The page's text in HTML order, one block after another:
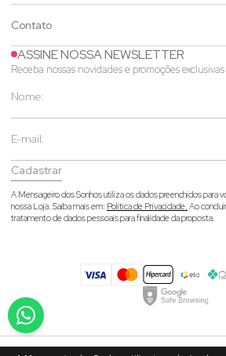
Contato
ASSINE NOSSA NEWSLETTER
Receba nossas novidades e promoções exclusivas
Cadastrar
A Mensageiro dos Sonhos utiliza os dados preenchidos para
nossa Loja. Saiba mais em: Política de Privacidade. Ao
tratamento de dados pessoais para finalidade da proposta.